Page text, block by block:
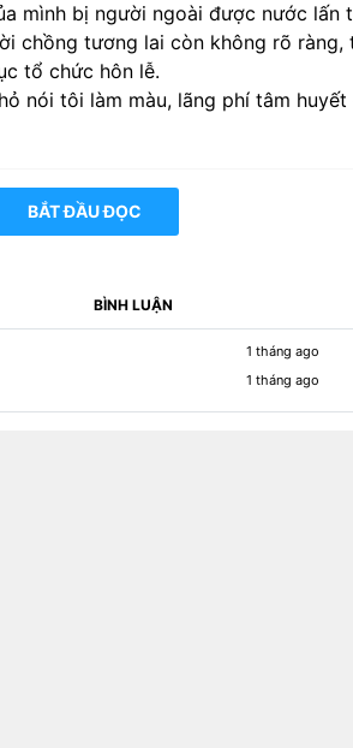
mình bị người ngoài được nước lấn
chồng tương lai còn không rõ ràng,
tổ chức hôn lễ.
nói tôi làm màu, lãng phí tâm huyết
BẮT ĐẦU ĐỌC
BÌNH LUẬN
1 tháng ago
1 tháng ago